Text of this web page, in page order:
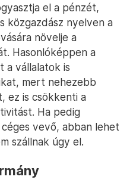
el a pénzét,
közgazdász nyelven a
növelje a
Hasonlóképpen a
a vállalatok is
mert nehezebb
ez is csökkenti a
Ha pedig
vevő, abban lehet
szállnak úgy el.